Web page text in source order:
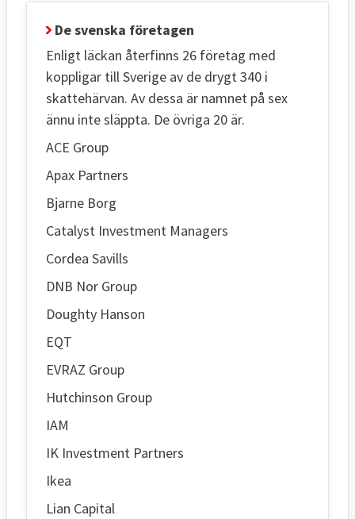
De svenska företagen
Enligt läckan återfinns 26 företag med
koppligar till Sverige av de drygt 340 i
skattehärvan. Av dessa är namnet på sex
ännu inte släppta. De övriga 20 är.
ACE Group
Apax Partners
Bjarne Borg
Catalyst Investment Managers
Cordea Savills
DNB Nor Group
Doughty Hanson
EQT
EVRAZ Group
Hutchinson Group
IAM
IK Investment Partners
Ikea
Lian Capital